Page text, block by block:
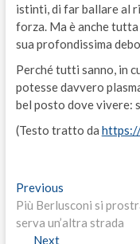
istinti, di far ballare al
forza. Ma è anche tutta
sua profondissima
Perché tutti sanno, in
potesse davvero
bel posto dove vivere:
(Testo tratto da
Navigazione
articoli
PreviousPrevious
post:
Più Berlusconi si
serva un’altra strada
NextNext